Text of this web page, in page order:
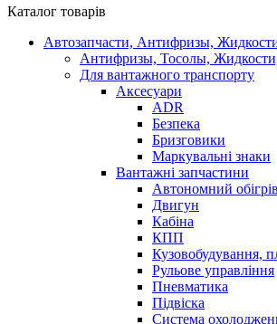
Каталог товарів
Автозапчасти, Антифризы,
Антифризы, Тосолы,
Для вантажного транспорту
Аксесуари
ADR
Безпека
Бризговики
Маркувальні знаки
Вантажні запчастини
Автономний
Двигун
Кабіна
КПП
Кузовобудування,
Рульове управління
Пневматика
Підвіска
Система